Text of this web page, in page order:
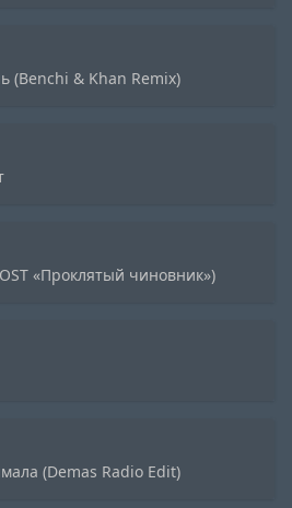
(Benchi & Khan Remix)
«Проклятый чиновник»)
(Demas Radio Edit)